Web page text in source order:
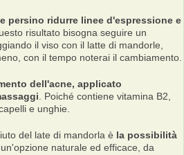
persino ridurre linee d'espressione e
risultato bisogna seguire un
il viso con il latte di mandorle,
con il tempo noterai il cambiamento.
dell'acne, applicato
. Poiché contiene vitamina B2,
e unghie.
del late di mandorla è la possibilità
, un'opzione naturale ed efficace, da